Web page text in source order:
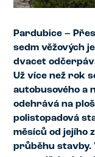
Pardubice –
sedm věžových
dvacet
Už více než rok
autobusového a
odehrává na
polistopadová
měsíců od jejího
průběhu stavby.